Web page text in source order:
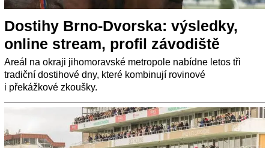
Dostihy Brno-Dvorska: výsledky,
online stream, profil závodiště
Areál na okraji jihomoravské metropole nabídne letos tři
tradiční dostihové dny, které kombinují rovinové
i překážkové zkoušky.